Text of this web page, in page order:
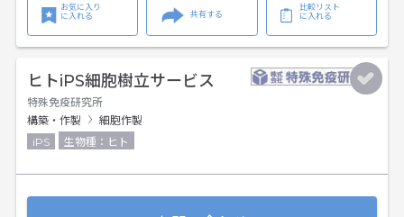
お気に入り
に入れる
共有する
比較リスト
に入れる
ヒトiPS細胞樹立サービス
特殊免疫研究所
構築・作製
細胞作製
iPS
生物種：ヒト